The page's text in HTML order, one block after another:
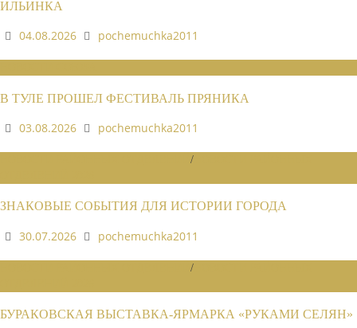
ИЛЬИНКА
04.08.2026
pochemuchka2011
В ТУЛЕ ПРОШЕЛ ФЕСТИВАЛЬ ПРЯНИКА
03.08.2026
pochemuchka2011
/
ЗНАКОВЫЕ СОБЫТИЯ ДЛЯ ИСТОРИИ ГОРОДА
30.07.2026
pochemuchka2011
/
БУРАКОВСКАЯ ВЫСТАВКА-ЯРМАРКА «РУКАМИ СЕЛЯН»